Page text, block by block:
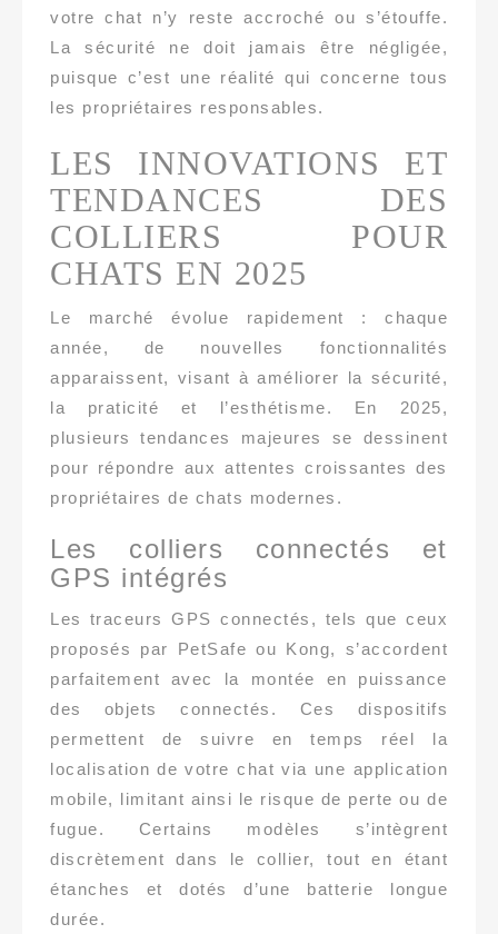
votre chat n’y reste accroché ou s’étouffe.
La sécurité ne doit jamais être négligée,
puisque c’est une réalité qui concerne tous
les propriétaires responsables.
LES INNOVATIONS ET
TENDANCES DES
COLLIERS POUR
CHATS EN 2025
Le marché évolue rapidement : chaque
année, de nouvelles fonctionnalités
apparaissent, visant à améliorer la sécurité,
la praticité et l’esthétisme. En 2025,
plusieurs tendances majeures se dessinent
pour répondre aux attentes croissantes des
propriétaires de chats modernes.
Les colliers connectés et
GPS intégrés
Les traceurs GPS connectés, tels que ceux
proposés par PetSafe ou Kong, s’accordent
parfaitement avec la montée en puissance
des objets connectés. Ces dispositifs
permettent de suivre en temps réel la
localisation de votre chat via une application
mobile, limitant ainsi le risque de perte ou de
fugue. Certains modèles s’intègrent
discrètement dans le collier, tout en étant
étanches et dotés d’une batterie longue
durée.